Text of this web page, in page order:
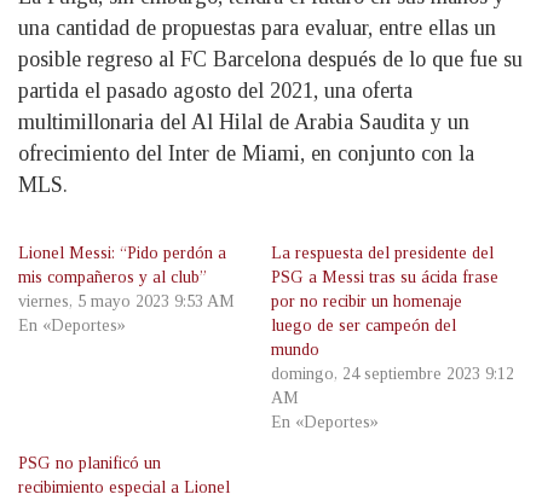
una cantidad de propuestas para evaluar, entre ellas un
posible regreso al FC Barcelona después de lo que fue su
partida el pasado agosto del 2021, una oferta
multimillonaria del Al Hilal de Arabia Saudita y un
ofrecimiento del Inter de Miami, en conjunto con la
MLS.
Lionel Messi: “Pido perdón a
mis compañeros y al club”
viernes, 5 mayo 2023 9:53 AM
En «Deportes»
La respuesta del presidente del
PSG a Messi tras su ácida frase
por no recibir un homenaje
luego de ser campeón del
mundo
domingo, 24 septiembre 2023 9:12
AM
En «Deportes»
PSG no planificó un
recibimiento especial a Lionel